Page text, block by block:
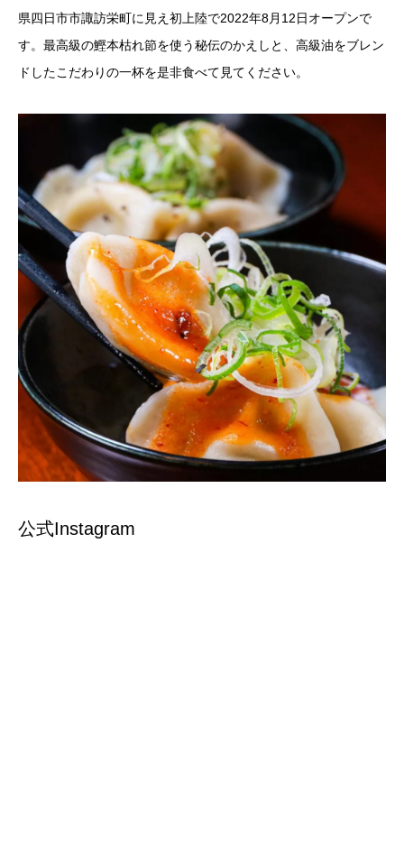
県四日市市諏訪栄町に見え初上陸で2022年8月12日オープンで
す。最高級の鰹本枯れ節を使う秘伝のかえしと、高級油をブレン
ドしたこだわりの一杯を是非食べて見てください。
公式Instagram